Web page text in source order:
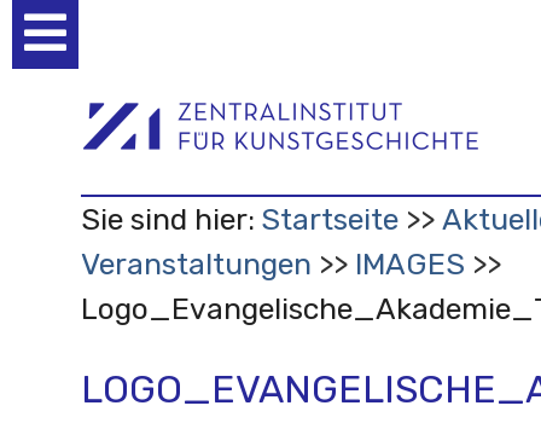
Werkzeuge
Sie sind hier: Startseite
Veranstaltungen
IMAGES